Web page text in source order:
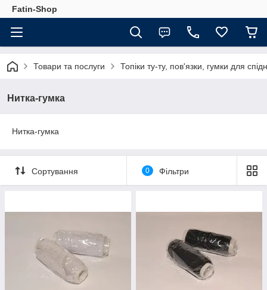
Fatin-Shop
Товари та послуги Топіки ту-ту, пов'язки, гумки для
Нитка-гумка
Нитка-гумка
Сортування 0 Фільтри